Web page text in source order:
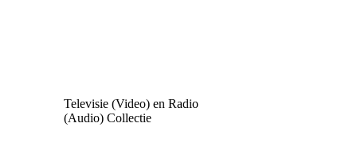
Televisie (Video) en Radio
(Audio) Collectie